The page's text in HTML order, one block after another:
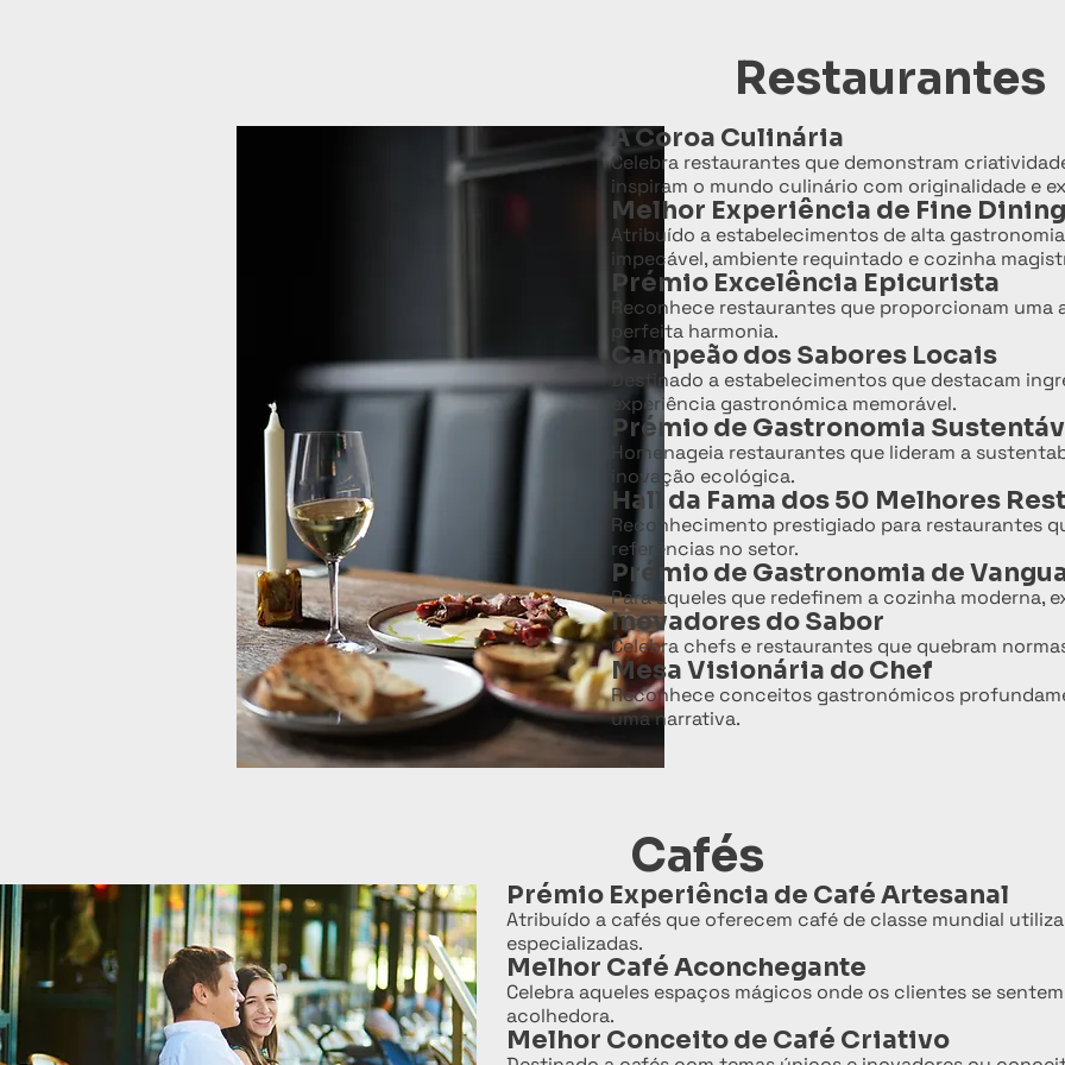
Restaurantes
A Coroa Culinária
Celebra restaurantes que demonstram
inspiram o mundo culinário com originalidade e
Melhor Experiência de Fine Dining
Atribuído a estabelecimentos de alta
impecável, ambiente requintado e cozinha
Prémio Excelência Epicurista
Reconhece restaurantes que proporcionam
perfeita harmonia.
Campeão dos Sabores Locais
Destinado a estabelecimentos que destacam
experiência gastronómica memorável.
Prémio de Gastronomia
Homenageia restaurantes que lideram a
inovação ecológica.
Hall da Fama dos 50 Melhores
Reconhecimento prestigiado para restaurantes
referências no setor.
Prémio de Gastronomia de
Para aqueles que redefinem a cozinha moderna,
Inovadores do Sabor
Celebra chefs e restaurantes que quebram
Mesa Visionária do Chef
Reconhece conceitos gastronómicos
uma narrativa.
Cafés
Prémio Experiência de Café Artesanal
Atribuído a cafés que oferecem café de classe mundial
especializadas.
Melhor Café Aconchegante
Celebra aqueles espaços mágicos onde os clientes se
acolhedora.
Melhor Conceito de Café Criativo